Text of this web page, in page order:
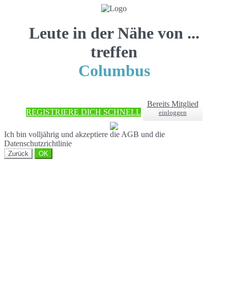
Leute in der Nähe von ...
treffen
Columbus
REGISTRIERE DICH SCHNELL
Bereits Mitglied
einloggen
Ich bin volljährig und akzeptiere die AGB und die
Datenschutzrichtlinie
Zurück OK